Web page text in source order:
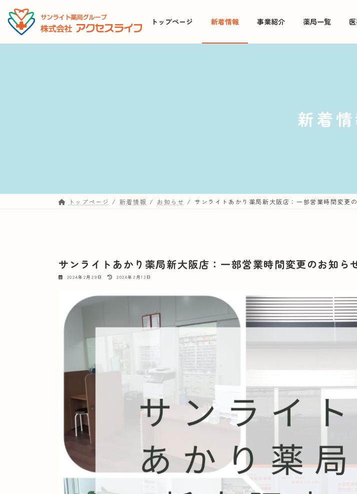
ン
ン
ビ
ー
トップページ 新着情報 事業紹介 薬局一覧
新着情
トップページ 新着情報 お知らせ サンライトあかり薬局新大阪店：一部営業時間変更
サンライトあかり薬局新大阪店：一部営業時間変更のお知ら
2024年2月29日
最
新
2024年2月13日